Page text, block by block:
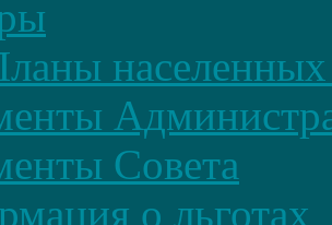
Совета
о льготах